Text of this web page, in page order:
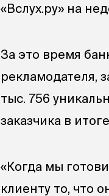
«Вслух.ру» на
За это время
рекламодателя,
тыс. 756
заказчика в
«Когда мы
клиенту то, что